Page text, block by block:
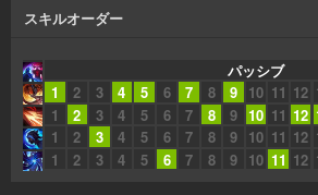
スキルオーダー
パッシブ
1
2 3 4 5 6 7 8 9 10 11 12
1
2 3 4 5 6 7 8 9 10 11 12
1
2 3 4 5 6 7 8 9 10 11 12
1
2 3 4 5 6 7 8 9 10 11 12